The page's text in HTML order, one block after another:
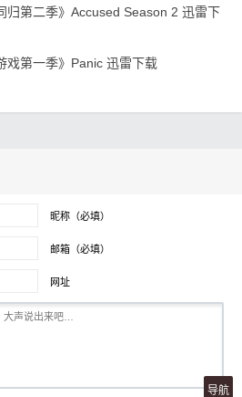
归第二季》Accused Season 2 迅雷下
戏第一季》Panic 迅雷下载
昵称（必填）
邮箱（必填）
网址
导航